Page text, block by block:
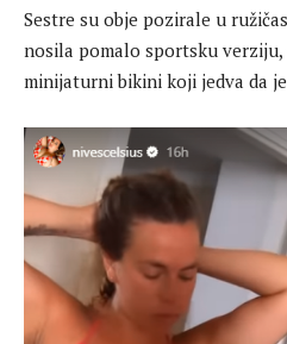
Sestre su obje pozirale u
nosila pomalo sportsku verziju,
minijaturni bikini koji jedva da